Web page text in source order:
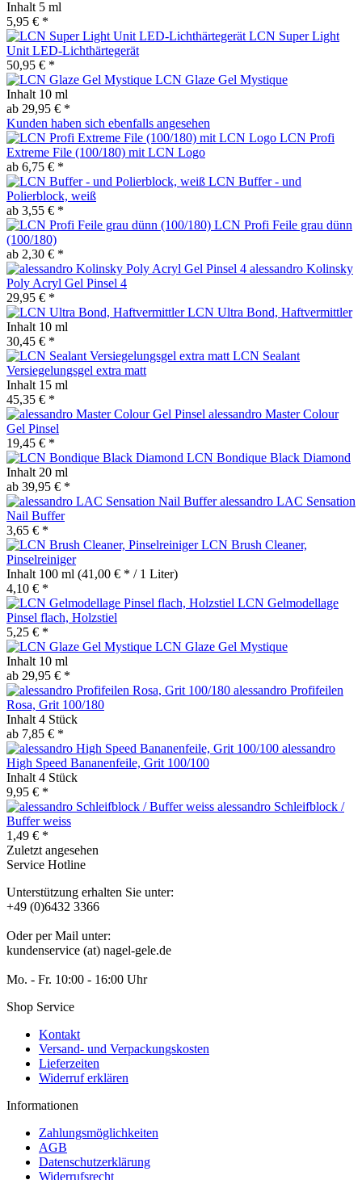
Inhalt 5 ml
5,95 € *
LCN Super Light
Unit LED-Lichthärtegerät
50,95 € *
LCN Glaze Gel Mystique
Inhalt 10 ml
ab 29,95 € *
Kunden haben sich ebenfalls angesehen
LCN Profi
Extreme File (100/180) mit LCN Logo
ab 6,75 € *
LCN Buffer - und
Polierblock, weiß
ab 3,55 € *
LCN Profi Feile grau dünn
(100/180)
ab 2,30 € *
alessandro Kolinsky
Poly Acryl Gel Pinsel 4
29,95 € *
LCN Ultra Bond, Haftvermittler
Inhalt 10 ml
30,45 € *
LCN Sealant
Versiegelungsgel extra matt
Inhalt 15 ml
45,35 € *
alessandro Master Colour
Gel Pinsel
19,45 € *
LCN Bondique Black Diamond
Inhalt 20 ml
ab 39,95 € *
alessandro LAC Sensation
Nail Buffer
3,65 € *
LCN Brush Cleaner,
Pinselreiniger
Inhalt 100 ml (41,00 € * / 1 Liter)
4,10 € *
LCN Gelmodellage
Pinsel flach, Holzstiel
5,25 € *
LCN Glaze Gel Mystique
Inhalt 10 ml
ab 29,95 € *
alessandro Profifeilen
Rosa, Grit 100/180
Inhalt 4 Stück
ab 7,85 € *
alessandro
High Speed Bananenfeile, Grit 100/100
Inhalt 4 Stück
9,95 € *
alessandro Schleifblock /
Buffer weiss
1,49 € *
Zuletzt angesehen
Service Hotline
Unterstützung erhalten Sie unter:
+49 (0)6432 3366
Oder per Mail unter:
kundenservice (at) nagel-gele.de
Mo. - Fr. 10:00 - 16:00 Uhr
Shop Service
Kontakt
Versand- und Verpackungskosten
Lieferzeiten
Widerruf erklären
Informationen
Zahlungsmöglichkeiten
AGB
Datenschutzerklärung
Widerrufsrecht